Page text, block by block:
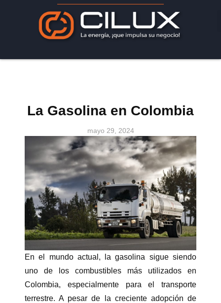
La Gasolina en Colombia
mayo 29, 2024
En el mundo actual, la gasolina sigue siendo
uno de los combustibles más utilizados en
Colombia, especialmente para el transporte
terrestre. A pesar de la creciente adopción de